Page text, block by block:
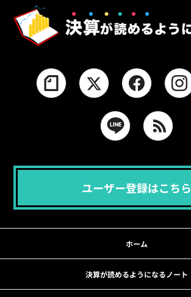
ユーザー登録はこちら
ホーム
決算が読めるようになるノート